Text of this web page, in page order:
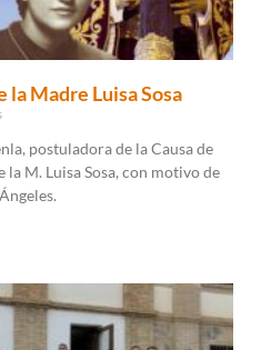
Madre Luisa Sosa
postuladora de la Causa de
M. Luisa Sosa, con motivo de